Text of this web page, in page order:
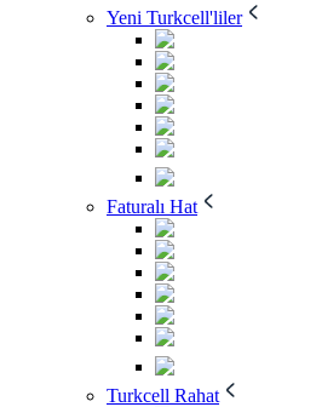
Yeni Turkcell'liler
Faturalı Hat
Turkcell Rahat